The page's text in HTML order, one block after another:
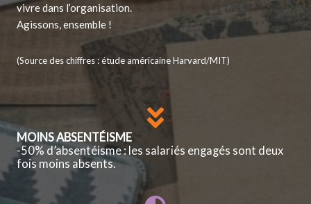
vivre dans l’organisation.
Agissons, ensemble !
(Source des chiffres : étude américaine Harvard/MIT)
MOINS ABSENTÉISME
-50% d’absentéisme : les salariés engagés sont deux
fois moins absents.